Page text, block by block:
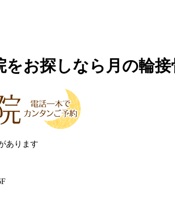
お探しなら月の輪接